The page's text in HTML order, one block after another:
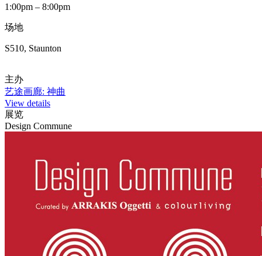
1:00pm – 8:00pm
场地
S510, Staunton
主办
艺途画廊: 神曲
View details
展览
Design Commune